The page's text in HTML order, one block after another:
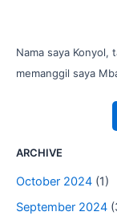
Nama saya Konyol,
memanggil saya
ARCHIVE
October 2024 (1)
September 2024